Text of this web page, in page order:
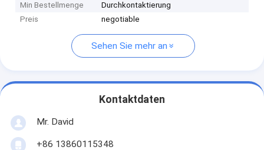
Min Bestellmenge
Durchkontaktierung
Preis
negotiable
Sehen Sie mehr an
Kontaktdaten
Mr. David
+86 13860115348